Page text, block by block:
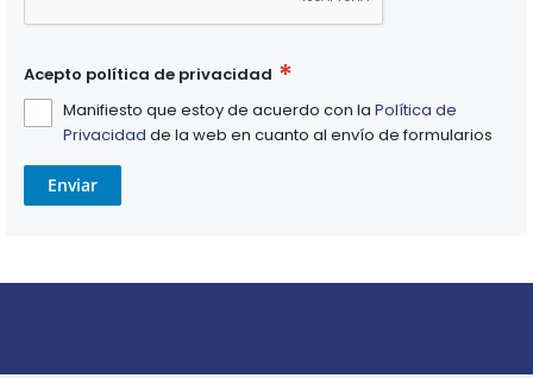
Acepto política de privacidad
Manifiesto que estoy de acuerdo con la Política de
Privacidad de la web en cuanto al envío de formularios
Enviar